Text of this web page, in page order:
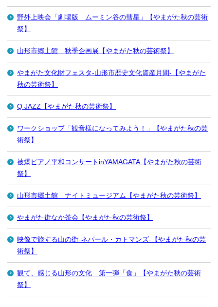
野外上映会「劇場版 ムーミン谷の彗星」【やまがた秋の芸術
祭】
山形市郷土館 秋季企画展【やまがた秋の芸術祭】
やまがた文化財フェスタ-山形市歴史文化資産月間-【やまがた
秋の芸術祭】
Q JAZZ【やまがた秋の芸術祭】
ワークショップ「観音様になってみよう！」【やまがた秋の芸
術祭】
被爆ピアノ平和コンサートinYAMAGATA【やまがた秋の芸術
祭】
山形市郷土館 ナイトミュージアム【やまがた秋の芸術祭】
やまがた街なか茶会【やまがた秋の芸術祭】
映像で旅する山の街-ネパール・カトマンズ-【やまがた秋の芸
術祭】
観て、感じる山形の文化 第一弾「食」【やまがた秋の芸術
祭】